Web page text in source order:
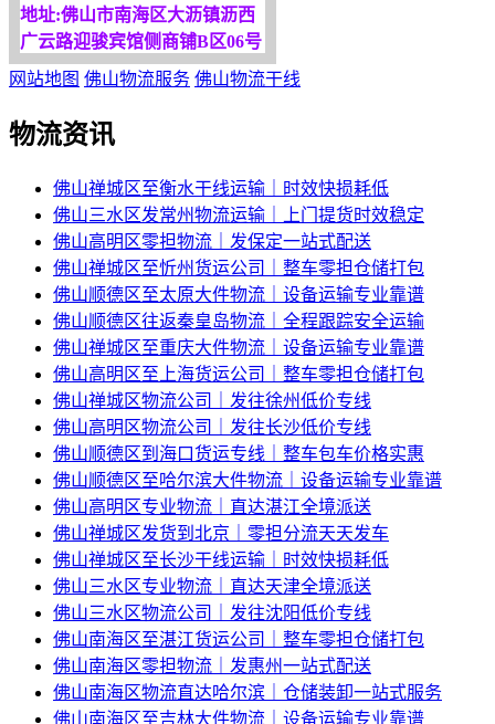
地址:佛山市南海区大沥镇沥西
广云路迎骏宾馆侧商铺B区06号
网站地图 佛山物流服务 佛山物流干线
物流资讯
佛山禅城区至衡水干线运输｜时效快损耗低
佛山三水区发常州物流运输｜上门提货时效稳定
佛山高明区零担物流｜发保定一站式配送
佛山禅城区至忻州货运公司｜整车零担仓储打包
佛山顺德区至太原大件物流｜设备运输专业靠谱
佛山顺德区往返秦皇岛物流｜全程跟踪安全运输
佛山禅城区至重庆大件物流｜设备运输专业靠谱
佛山高明区至上海货运公司｜整车零担仓储打包
佛山禅城区物流公司｜发往徐州低价专线
佛山高明区物流公司｜发往长沙低价专线
佛山顺德区到海口货运专线｜整车包车价格实惠
佛山顺德区至哈尔滨大件物流｜设备运输专业靠谱
佛山高明区专业物流｜直达湛江全境派送
佛山禅城区发货到北京｜零担分流天天发车
佛山禅城区至长沙干线运输｜时效快损耗低
佛山三水区专业物流｜直达天津全境派送
佛山三水区物流公司｜发往沈阳低价专线
佛山南海区至湛江货运公司｜整车零担仓储打包
佛山南海区零担物流｜发惠州一站式配送
佛山南海区物流直达哈尔滨｜仓储装卸一站式服务
佛山南海区至吉林大件物流｜设备运输专业靠谱